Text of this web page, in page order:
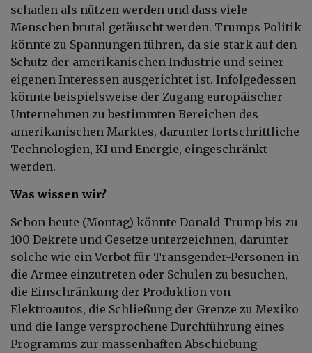
schaden als nützen werden und dass viele
Menschen brutal getäuscht werden. Trumps Politik
könnte zu Spannungen führen, da sie stark auf den
Schutz der amerikanischen Industrie und seiner
eigenen Interessen ausgerichtet ist. Infolgedessen
könnte beispielsweise der Zugang europäischer
Unternehmen zu bestimmten Bereichen des
amerikanischen Marktes, darunter fortschrittliche
Technologien, KI und Energie, eingeschränkt
werden.
Was wissen wir?
Schon heute (Montag) könnte Donald Trump bis zu
100 Dekrete und Gesetze unterzeichnen, darunter
solche wie ein Verbot für Transgender-Personen in
die Armee einzutreten oder Schulen zu besuchen,
die Einschränkung der Produktion von
Elektroautos, die Schließung der Grenze zu Mexiko
und die lange versprochene Durchführung eines
Programms zur massenhaften Abschiebung